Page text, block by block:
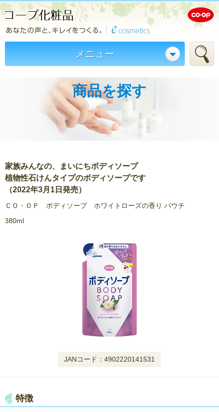
メニュー
商品を探す
家族みんなの、まいにちボディソープ
植物性石けんタイプのボディソープです
（2022年3月1日発売）
ＣＯ・ＯＰ ボディソープ ホワイトローズの香り パウチ
380ml
JANコード：4902220141531
特徴